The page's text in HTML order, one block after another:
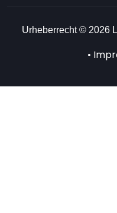
Urheberrecht © 2026
•